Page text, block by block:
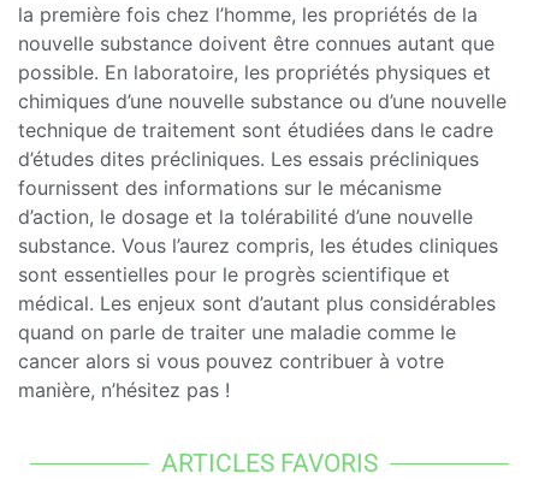
la première fois chez l’homme, les propriétés de la
nouvelle substance doivent être connues autant que
possible. En laboratoire, les propriétés physiques et
chimiques d’une nouvelle substance ou d’une nouvelle
technique de traitement sont étudiées dans le cadre
d’études dites précliniques. Les essais précliniques
fournissent des informations sur le mécanisme
d’action, le dosage et la tolérabilité d’une nouvelle
substance. Vous l’aurez compris, les études cliniques
sont essentielles pour le progrès scientifique et
médical. Les enjeux sont d’autant plus considérables
quand on parle de traiter une maladie comme le
cancer alors si vous pouvez contribuer à votre
manière, n’hésitez pas !
ARTICLES FAVORIS